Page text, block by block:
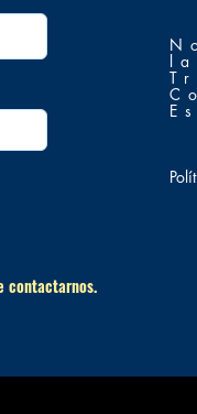
contactarnos.